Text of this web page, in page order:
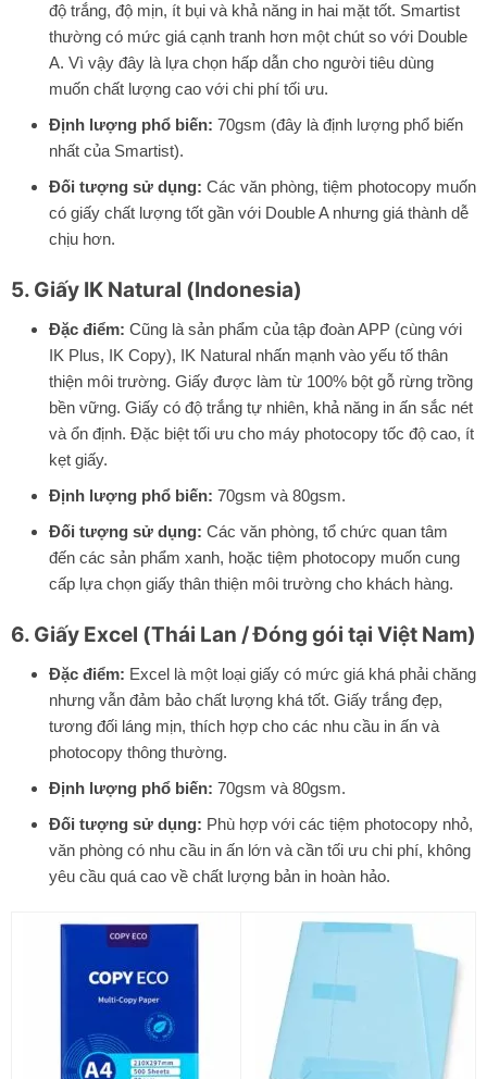
độ trắng, độ mịn, ít bụi và khả năng in hai mặt tốt. Smartist
thường có mức giá cạnh tranh hơn một chút so với Double
A. Vì vậy đây là lựa chọn hấp dẫn cho người tiêu dùng
muốn chất lượng cao với chi phí tối ưu.
Định lượng phổ biến: 70gsm (đây là định lượng phổ biến
nhất của Smartist).
Đối tượng sử dụng: Các văn phòng, tiệm photocopy muốn
có giấy chất lượng tốt gần với Double A nhưng giá thành dễ
chịu hơn.
5. Giấy IK Natural (Indonesia)
Đặc điểm: Cũng là sản phẩm của tập đoàn APP (cùng với
IK Plus, IK Copy), IK Natural nhấn mạnh vào yếu tố thân
thiện môi trường. Giấy được làm từ 100% bột gỗ rừng trồng
bền vững. Giấy có độ trắng tự nhiên, khả năng in ấn sắc nét
và ổn định. Đặc biệt tối ưu cho máy photocopy tốc độ cao, ít
kẹt giấy.
Định lượng phổ biến: 70gsm và 80gsm.
Đối tượng sử dụng: Các văn phòng, tổ chức quan tâm
đến các sản phẩm xanh, hoặc tiệm photocopy muốn cung
cấp lựa chọn giấy thân thiện môi trường cho khách hàng.
6. Giấy Excel (Thái Lan / Đóng gói tại Việt Nam)
Đặc điểm: Excel là một loại giấy có mức giá khá phải chăng
nhưng vẫn đảm bảo chất lượng khá tốt. Giấy trắng đẹp,
tương đối láng mịn, thích hợp cho các nhu cầu in ấn và
photocopy thông thường.
Định lượng phổ biến: 70gsm và 80gsm.
Đối tượng sử dụng: Phù hợp với các tiệm photocopy nhỏ,
văn phòng có nhu cầu in ấn lớn và cần tối ưu chi phí, không
yêu cầu quá cao về chất lượng bản in hoàn hảo.